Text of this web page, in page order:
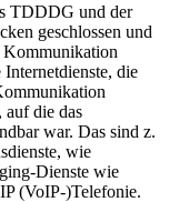
TDDDG und der
geschlossen und
Kommunikation
die
auf die das
war. Das sind z.
wie
Dienste wie
(VoIP-)Telefonie.